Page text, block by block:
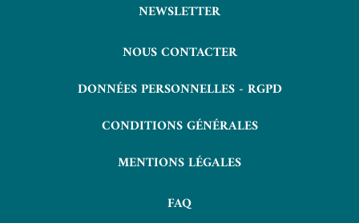
NEWSLETTER
NOUS CONTACTER
DONNÉES PERSONNELLES - RGPD
CONDITIONS GÉNÉRALES
MENTIONS LÉGALES
FAQ